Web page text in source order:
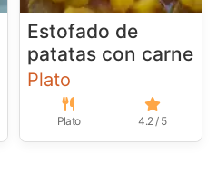
Estofado de
patatas con carne
Plato
Plato 4.2 / 5